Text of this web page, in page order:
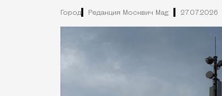
Город Редакция Москвич Mag 27.07.2026